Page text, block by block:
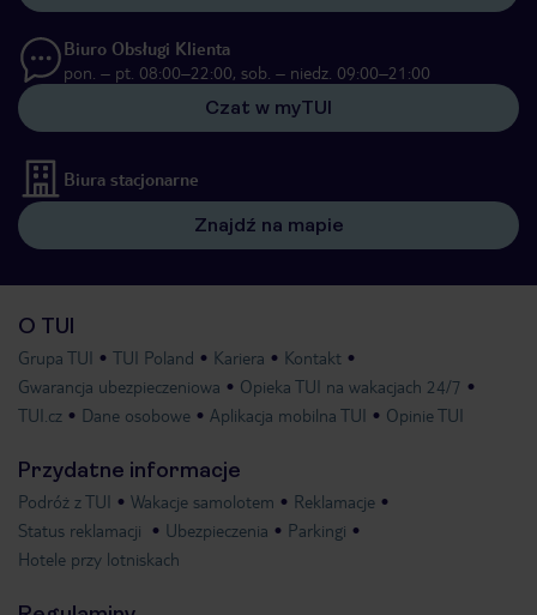
Biuro Obsługi Klienta
pon. – pt. 08:00–22:00, sob. – niedz. 09:00–21:00
Czat w myTUI
Biura stacjonarne
Znajdź na mapie
O TUI
Grupa TUI TUI Poland Kariera
Kontakt
Gwarancja ubezpieczeniowa
Opieka TUI na wakacjach 24/7
TUI.cz
Dane osobowe Aplikacja mobilna TUI Opinie TUI
Przydatne informacje
Podróż z TUI Wakacje samolotem
Reklamacje
Status reklamacji
Ubezpieczenia
Parkingi
Hotele przy lotniskach